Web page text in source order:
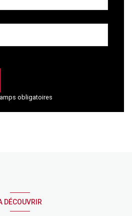
obligatoires
DÉCOUVRIR